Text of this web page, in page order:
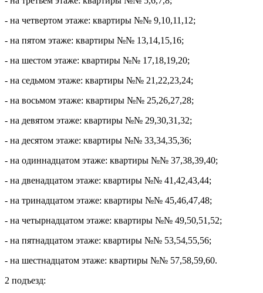
- на четвертом этаже: квартиры №№ 9,10,11,12;
- на пятом этаже: квартиры №№ 13,14,15,16;
- на шестом этаже: квартиры №№ 17,18,19,20;
- на седьмом этаже: квартиры №№ 21,22,23,24;
- на восьмом этаже: квартиры №№ 25,26,27,28;
- на девятом этаже: квартиры №№ 29,30,31,32;
- на десятом этаже: квартиры №№ 33,34,35,36;
- на одиннадцатом этаже: квартиры №№ 37,38,39,40;
- на двенадцатом этаже: квартиры №№ 41,42,43,44;
- на тринадцатом этаже: квартиры №№ 45,46,47,48;
- на четырнадцатом этаже: квартиры №№ 49,50,51,52;
- на пятнадцатом этаже: квартиры №№ 53,54,55,56;
- на шестнадцатом этаже: квартиры №№ 57,58,59,60.
2 подъезд: